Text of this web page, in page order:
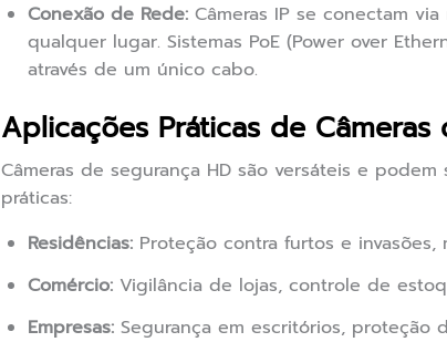
Conexão de Rede: Câmeras IP se conectam
qualquer lugar. Sistemas PoE (Power over
através de um único cabo.
Aplicações Práticas de Câmeras
Câmeras de segurança HD são versáteis e
práticas:
Residências: Proteção contra furtos e
Comércio: Vigilância de lojas, controle de
Empresas: Segurança em escritórios, proteção